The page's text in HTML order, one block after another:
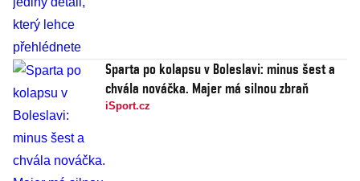
Sparta po kolapsu v Boleslavi: minus šest a
chvála nováčka. Majer má silnou zbraň
iSport.cz